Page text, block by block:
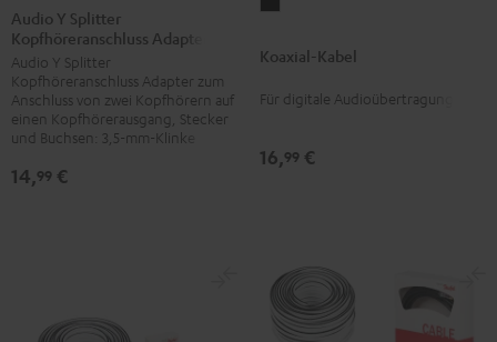
Y
Splitter
Kopfhöreranschluss
Adapter
Schwarz
Audio Y Splitter
Kopfhöreranschluss Adapter
Audio Y Splitter
Kopfhöreranschluss Adapter zum
Anschluss von zwei Kopfhörern auf
einen Kopfhörerausgang, Stecker
und Buchsen: 3,5-mm-Klinke
14,99 €
Schwarz
Koaxial-Kabel
Für digitale Audioübertragung
16,99 €